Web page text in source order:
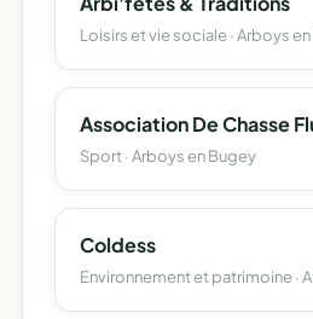
Loisirs et vie sociale · Arboys
Sport · Arboys en Bugey
Coldess
Environnement et patrimoine ·